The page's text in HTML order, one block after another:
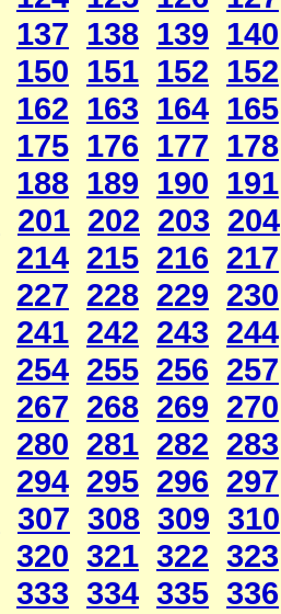
137 138 139 140
150 151 152 152
162 163 164 165
175 176 177 178
188 189 190 191
201 202 203 204
214 215 216 217
227 228 229 230
241 242 243 244
254 255 256 257
267 268 269 270
280 281 282 283
294 295 296 297
307 308 309 310
320 321 322 323
333 334 335 336